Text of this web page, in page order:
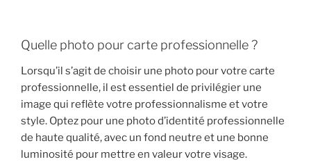
Quelle photo pour carte professionnelle ?
Lorsqu’il s’agit de choisir une photo pour votre carte
professionnelle, il est essentiel de privilégier une
image qui reflète votre professionnalisme et votre
style. Optez pour une photo d’identité professionnelle
de haute qualité, avec un fond neutre et une bonne
luminosité pour mettre en valeur votre visage.